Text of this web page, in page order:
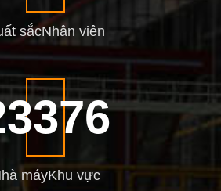
sắcNhân viên
máyKhu vực